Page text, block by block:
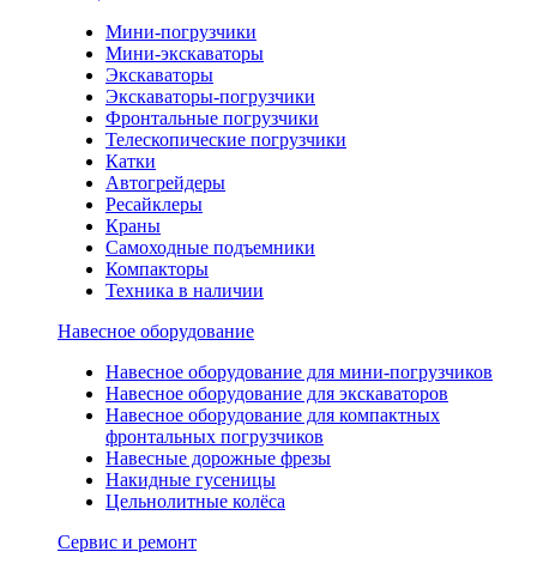
Мини-погрузчики
Мини-экскаваторы
Экскаваторы
Экскаваторы-погрузчики
Фронтальные погрузчики
Телескопические погрузчики
Катки
Автогрейдеры
Ресайклеры
Краны
Самоходные подъемники
Компакторы
Техника в наличии
Навесное оборудование
Навесное оборудование для мини-погрузчиков
Навесное оборудование для экскаваторов
Навесное оборудование для компактных
фронтальных погрузчиков
Навесные дорожные фрезы
Накидные гусеницы
Цельнолитные колёса
Сервис и ремонт